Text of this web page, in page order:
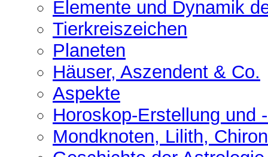
Elemente und Dynamik
Tierkreiszeichen
Planeten
Häuser, Aszendent & Co.
Aspekte
Horoskop-Erstellung und
Mondknoten, Lilith,